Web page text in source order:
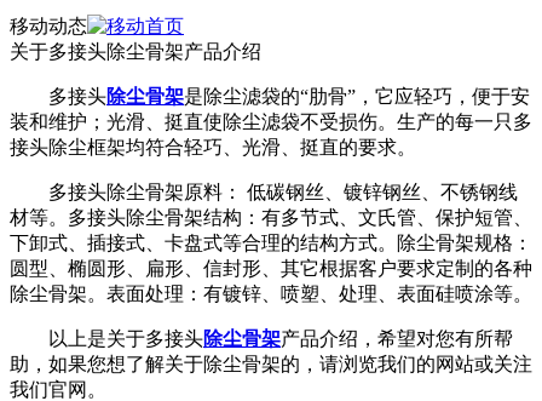
移动动态
关于多接头除尘骨架产品介绍
多接头除尘骨架是除尘滤袋的“肋骨”，它应轻巧，便于安
装和维护；光滑、挺直使除尘滤袋不受损伤。生产的每一只多
接头除尘框架均符合轻巧、光滑、挺直的要求。
多接头除尘骨架原料： 低碳钢丝、镀锌钢丝、不锈钢线
材等。多接头除尘骨架结构：有多节式、文氏管、保护短管、
下卸式、插接式、卡盘式等合理的结构方式。除尘骨架规格：
圆型、椭圆形、扁形、信封形、其它根据客户要求定制的各种
除尘骨架。表面处理：有镀锌、喷塑、处理、表面硅喷涂等。
以上是关于多接头除尘骨架产品介绍，希望对您有所帮
助，如果您想了解关于除尘骨架的，请浏览我们的网站或关注
我们官网。